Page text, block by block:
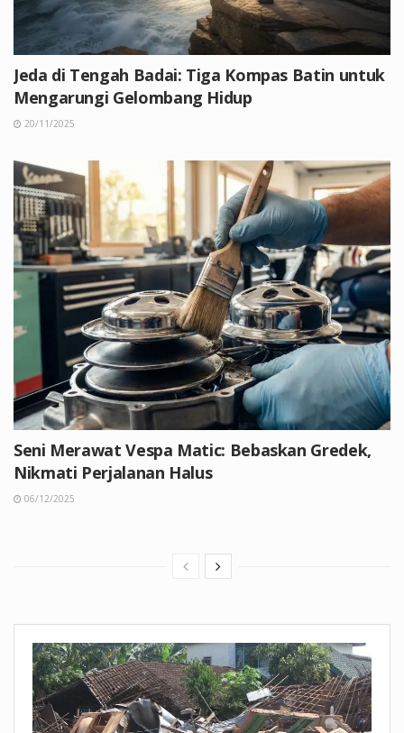
Jeda di Tengah Badai: Tiga Kompas Batin untuk
Mengarungi Gelombang Hidup
20/11/2025
Seni Merawat Vespa Matic: Bebaskan Gredek,
Nikmati Perjalanan Halus
06/12/2025